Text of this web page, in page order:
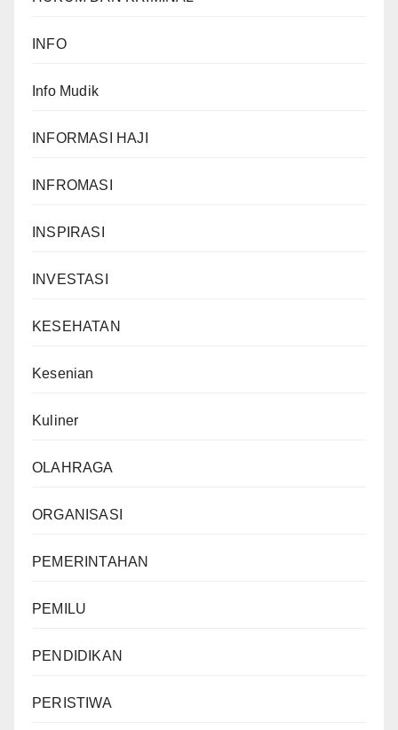
INFO
Info Mudik
INFORMASI HAJI
INFROMASI
INSPIRASI
INVESTASI
KESEHATAN
Kesenian
Kuliner
OLAHRAGA
ORGANISASI
PEMERINTAHAN
PEMILU
PENDIDIKAN
PERISTIWA